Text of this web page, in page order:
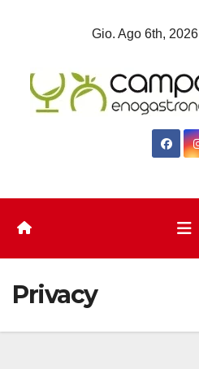
Gio. Ago 6th, 2026
Privacy